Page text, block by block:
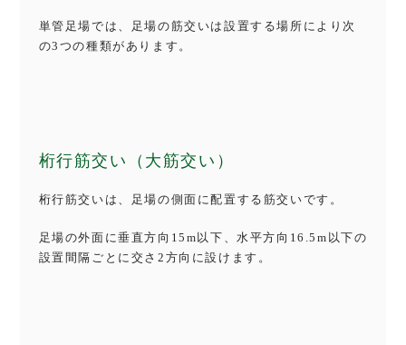
単管足場では、足場の筋交いは設置する場所により次
の3つの種類があります。
桁行筋交い（大筋交い）
桁行筋交いは、足場の側面に配置する筋交いです。
足場の外面に垂直方向15m以下、水平方向16.5m以下の
設置間隔ごとに交さ2方向に設けます。